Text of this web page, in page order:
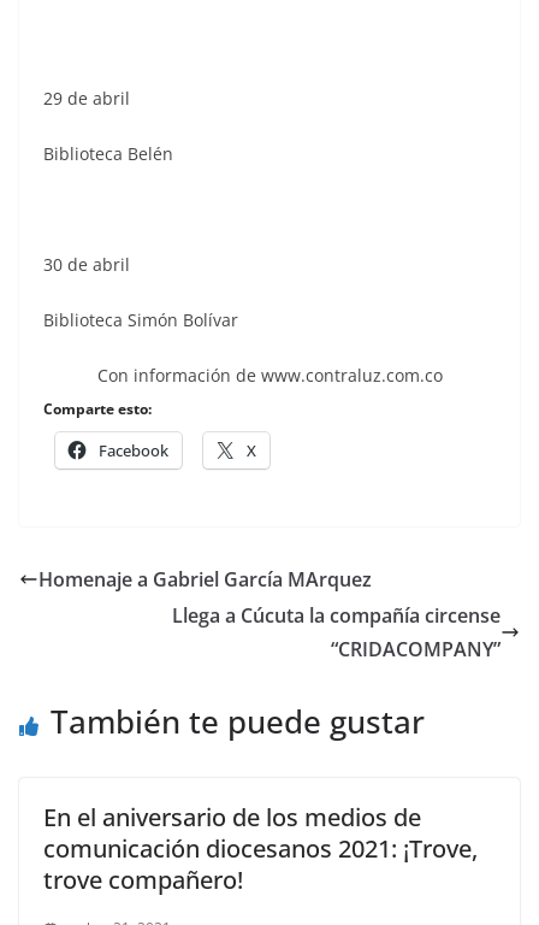
29 de abril
Biblioteca Belén
30 de abril
Biblioteca Simón Bolívar
Con información de www.contraluz.com.co
Comparte esto:
Facebook X
Homenaje a Gabriel García MArquez
Llega a Cúcuta la compañía circense
“CRIDACOMPANY”
También te puede gustar
En el aniversario de los medios de
comunicación diocesanos 2021: ¡Trove,
trove compañero!